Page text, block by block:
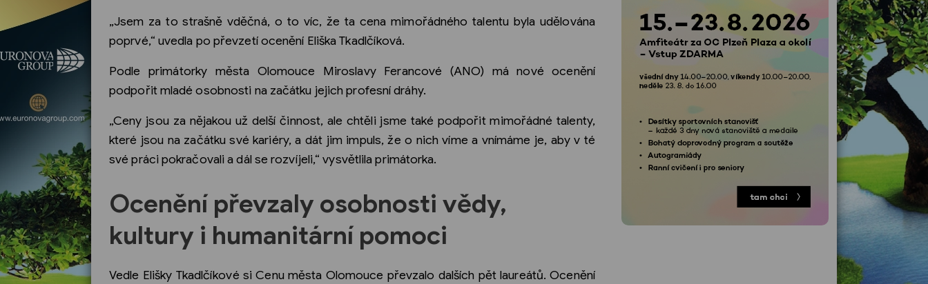
„Jsem za to strašně vděčná, o to víc, že ta cena mimořádného talentu byla udělována
poprvé,“ uvedla po převzetí ocenění Eliška Tkadlčíková.
Podle primátorky města Olomouce Miroslavy Ferancové (ANO) má nové ocenění
podpořit mladé osobnosti na začátku jejich profesní dráhy.
„Ceny jsou za nějakou už delší činnost, ale chtěli jsme také podpořit mimořádné talenty,
které jsou na začátku své kariéry, a dát jim impuls, že o nich víme a vnímáme je, aby v té
své práci pokračovali a dál se rozvíjeli,“ vysvětlila primátorka.
Ocenění převzaly osobnosti vědy,
kultury i humanitární pomoci
Vedle Elišky Tkadlčíkové si Cenu města Olomouce převzalo dalších pět laureátů. Ocenění